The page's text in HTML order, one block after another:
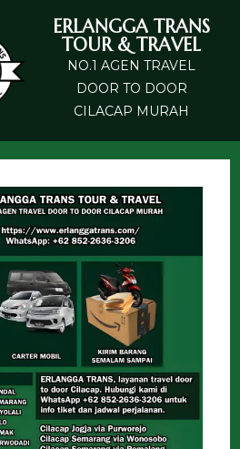
ERLANGGA TRANS
TOUR & TRAVEL
NO.1 AGEN TRAVEL
DOOR TO DOOR
CILACAP MURAH